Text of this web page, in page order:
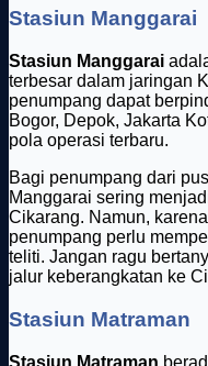
Stasiun Manggarai
Stasiun Manggarai
terbesar dalam jaringan
penumpang dapat
Bogor, Depok, Jakarta
pola operasi terbaru.
Bagi penumpang dari
Manggarai sering
Cikarang. Namun,
penumpang perlu
teliti. Jangan ragu
jalur keberangkatan ke
Stasiun Matraman
Stasiun Matraman